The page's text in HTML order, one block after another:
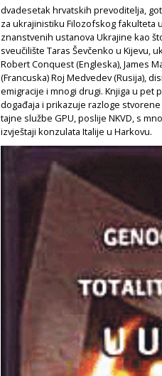
dvadesetak hrvatskih prevoditelja,
za ukrajinistiku Filozofskog fakulteta
znanstvenih ustanova Ukrajine kao
sveučilište Taras Ševčenko u Kijevu,
Robert Conquest (Engleska), James
(Francuska) Roj Medvedev (Rusija),
emigracije i mnogi drugi. Knjiga u pet
događaja i prikazuje razloge
tajne službe GPU, poslije NKVD, s
izvještaji konzulata Italije u Harkovu.